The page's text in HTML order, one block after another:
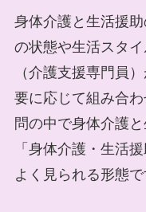
身体介護と生活援
の状態や生活スタ
（介護支援専門員
要に応じて組み合
問の中で身体介護
「身体介護・生活
よく見られる形態で